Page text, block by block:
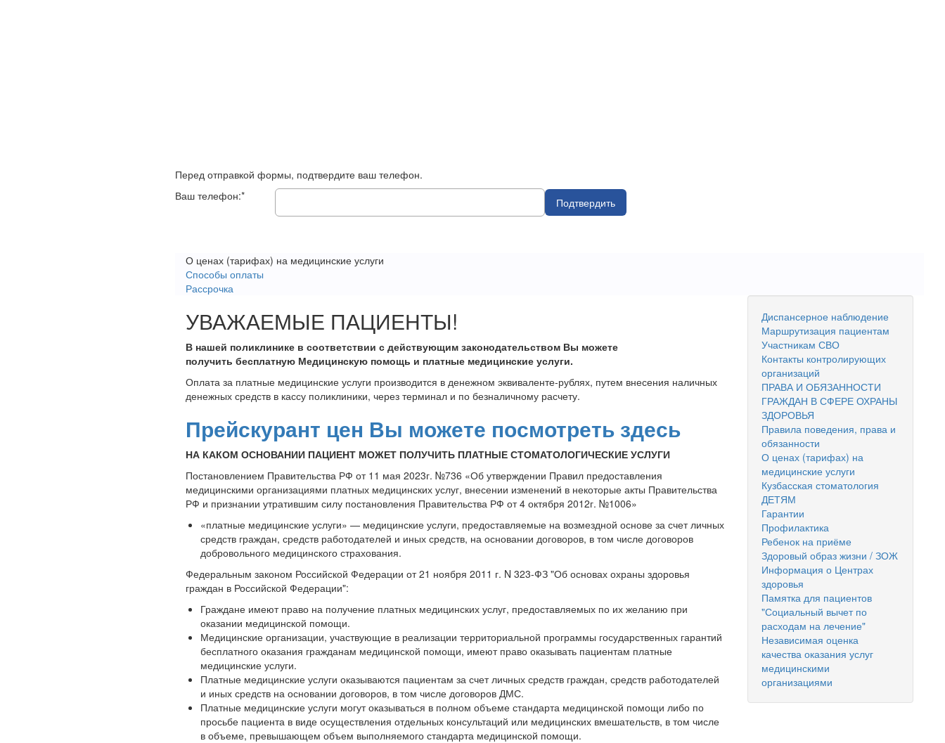
Перед отправкой формы, подтвердите ваш телефон.
Ваш телефон:*
Подтвердить
О ценах (тарифах) на медицинские услуги
Способы оплаты
Рассрочка
УВАЖАЕМЫЕ ПАЦИЕНТЫ!
В нашей поликлинике в соответствии с действующим законодательством Вы можете
получить бесплатную Медицинскую помощь и платные медицинские услуги.
Оплата за платные медицинские услуги производится в денежном эквиваленте-рублях, путем внесения наличных
денежных средств в кассу поликлиники, через терминал и по безналичному расчету.
Прейскурант цен Вы можете посмотреть здесь
НА КАКОМ ОСНОВАНИИ ПАЦИЕНТ МОЖЕТ ПОЛУЧИТЬ ПЛАТНЫЕ СТОМАТОЛОГИЧЕСКИЕ УСЛУГИ
Постановлением Правительства РФ от 11 мая 2023г. №736 «Об утверждении Правил предоставления
медицинскими организациями платных медицинских услуг, внесении изменений в некоторые акты Правительства
РФ и признании утратившим силу постановления Правительства РФ от 4 октября 2012г. №1006»
«платные медицинские услуги» — медицинские услуги, предоставляемые на возмездной основе за счет личных
средств граждан, средств работодателей и иных средств, на основании договоров, в том числе договоров
добровольного медицинского страхования.
Федеральным законом Российской Федерации от 21 ноября 2011 г. N 323-ФЗ "Об основах охраны здоровья
граждан в Российской Федерации":
Граждане имеют право на получение платных медицинских услуг, предоставляемых по их желанию при
оказании медицинской помощи.
Медицинские организации, участвующие в реализации территориальной программы государственных гарантий
бесплатного оказания гражданам медицинской помощи, имеют право оказывать пациентам платные
медицинские услуги.
Платные медицинские услуги оказываются пациентам за счет личных средств граждан, средств работодателей
и иных средств на основании договоров, в том числе договоров ДМС.
Платные медицинские услуги могут оказываться в полном объеме стандарта медицинской помощи либо по
просьбе пациента в виде осуществления отдельных консультаций или медицинских вмешательств, в том числе
в объеме, превышающем объем выполняемого стандарта медицинской помощи.
Диспансерное наблюдение
Маршрутизация пациентам
Участникам СВО
Контакты контролирующих
организаций
ПРАВА И ОБЯЗАННОСТИ
ГРАЖДАН В СФЕРЕ ОХРАНЫ
ЗДОРОВЬЯ
Правила поведения, права и
обязанности
О ценах (тарифах) на
медицинские услуги
Кузбасская стоматология
ДЕТЯМ
Гарантии
Профилактика
Ребенок на приёме
Здоровый образ жизни / ЗОЖ
Информация о Центрах
здоровья
Памятка для пациентов
"Социальный вычет по
расходам на лечение"
Независимая оценка
качества оказания услуг
медицинскими
организациями